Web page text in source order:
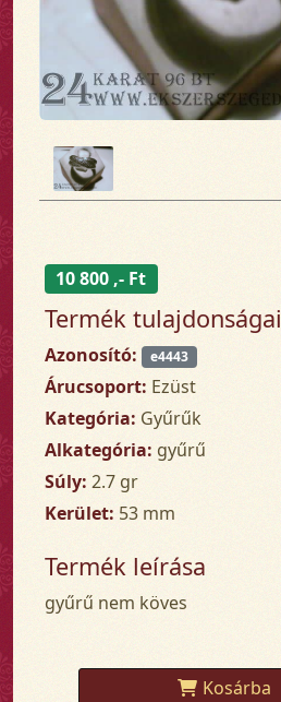
10 800 ,- Ft
Termék tulajdonságai
Azonosító: e4443
Árucsoport: Ezüst
Kategória: Gyűrűk
Alkategória: gyűrű
Súly: 2.7 gr
Kerület: 53 mm
Termék leírása
gyűrű nem köves
Kosárba